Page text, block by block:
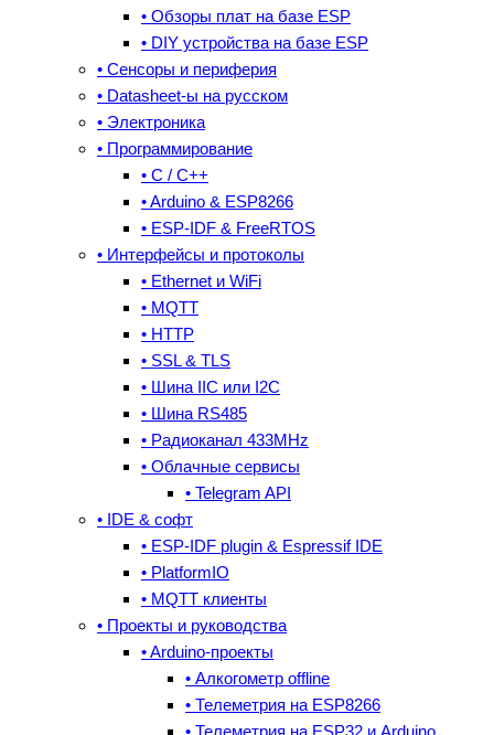
• Обзоры плат на базе ESP
• DIY устройства на базе ESP
• Сенсоры и периферия
• Datasheet-ы на русском
• Электроника
• Программирование
• C / C++
• Arduino & ESP8266
• ESP-IDF & FreeRTOS
• Интерфейсы и протоколы
• Ethernet и WiFi
• MQTT
• HTTP
• SSL & TLS
• Шина IIC или I2C
• Шина RS485
• Радиоканал 433MHz
• Облачные сервисы
• Telegram API
• IDE & cофт
• ESP-IDF plugin & Espressif IDE
• PlatformIO
• MQTT клиенты
• Проекты и руководства
• Arduino-проекты
• Алкогометр offline
• Телеметрия на ESP8266
• Телеметрия на ESP32 и Arduino